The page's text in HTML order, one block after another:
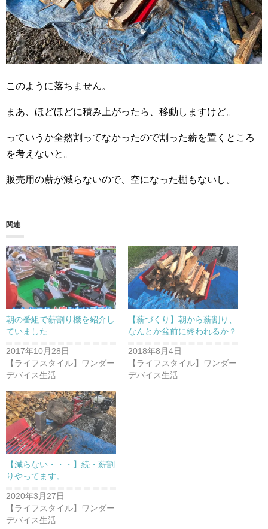
このように落ちません。
まあ、ほどほどに積み上がったら、移動しますけど。
っていうか全然割ってなかったので割った薪を置くところ
を考えないと。
販売用の薪が減らないので、空になった棚もないし。
関連
朝の番組で薪割り機を紹介し
ていました
2017年10月28日
【ライフスタイル】ワンダー
デバイス生活
【薪づくり】朝から薪割り、
なんとか盆前に終われるか？
2018年8月4日
【ライフスタイル】ワンダー
デバイス生活
【減らない・・・】続・薪割
りやってます。
2020年3月27日
【ライフスタイル】ワンダー
デバイス生活